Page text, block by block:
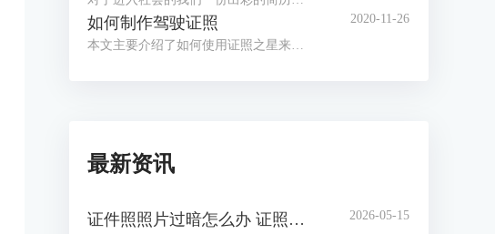
如何制作驾驶证照
本文主要介绍了如何使用证照之星来制作驾驶证照片，详细介绍了从照片导入、照片修改到最后打印出标准驾驶证照的步骤。
2020-11-26
最新资讯
证件照照片过暗怎么办 证照之星软件如何调整照片亮度 2026-05-15